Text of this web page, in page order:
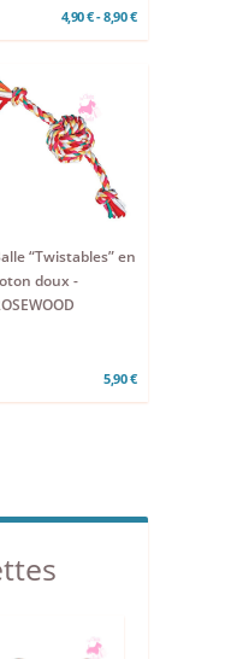
4,90 € - 8,90 €
“Twistables” en
doux -
5,90 €